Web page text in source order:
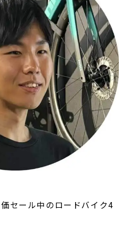
セール中のロードバイク4